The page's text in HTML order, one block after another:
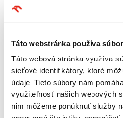
Táto webstránka používa
Táto webová stránka využíva
sieťové identifikátory, ktoré
údaje. Tieto súbory nám
využiteľnosť našich webových
nim môžeme ponúknuť služby
skupiny Unipetrol
, do ktorej
spracovateľom ropy v Českej republike a
Pokiaľ ide o očakávania a správanie
veľmi podobné. „Slovenskí zákazníci
orientujú na kvalitu palív a majú záujem
občerstvenia. A práve to im ako
stabilným zázemím ponúkneme,“
„Investícia má dlhodobú povahu.
presvedčení, že sa staneme jedným z